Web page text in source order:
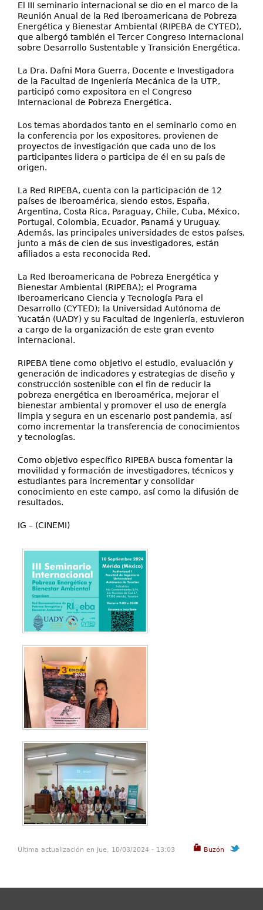
El III seminario internacional se dio en el marco de la
Reunión Anual de la Red Iberoamericana de Pobreza
Energética y Bienestar Ambiental (RIPEBA de CYTED),
que albergó también el Tercer Congreso Internacional
sobre Desarrollo Sustentable y Transición Energética.
La Dra. Dafni Mora Guerra, Docente e Investigadora
de la Facultad de Ingeniería Mecánica de la UTP.,
participó como expositora en el Congreso
Internacional de Pobreza Energética.
Los temas abordados tanto en el seminario como en
la conferencia por los expositores, provienen de
proyectos de investigación que cada uno de los
participantes lidera o participa de él en su país de
origen.
La Red RIPEBA, cuenta con la participación de 12
países de Iberoamérica, siendo estos, España,
Argentina, Costa Rica, Paraguay, Chile, Cuba, México,
Portugal, Colombia, Ecuador, Panamá y Uruguay.
Además, las principales universidades de estos países,
junto a más de cien de sus investigadores, están
afiliados a esta reconocida Red.
La Red Iberoamericana de Pobreza Energética y
Bienestar Ambiental (RIPEBA); el Programa
Iberoamericano Ciencia y Tecnología Para el
Desarrollo (CYTED); la Universidad Autónoma de
Yucatán (UADY) y su Facultad de Ingeniería, estuvieron
a cargo de la organización de este gran evento
internacional.
RIPEBA tiene como objetivo el estudio, evaluación y
generación de indicadores y estrategias de diseño y
construcción sostenible con el fin de reducir la
pobreza energética en Iberoamérica, mejorar el
bienestar ambiental y promover el uso de energía
limpia y segura en un escenario post pandemia, así
como incrementar la transferencia de conocimientos
y tecnologías.
Como objetivo específico RIPEBA busca fomentar la
movilidad y formación de investigadores, técnicos y
estudiantes para incrementar y consolidar
conocimiento en este campo, así como la difusión de
resultados.
IG – (CINEMI)
Buzón
Última actualización en Jue, 10/03/2024 - 13:03